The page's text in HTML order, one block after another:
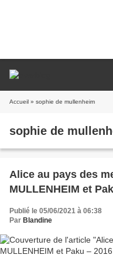
Accueil » sophie de mullenheim
sophie de
Alice au pays des
MULLENHEIM et
Publié le 05/06/2021 à 06:38
Par Blandine